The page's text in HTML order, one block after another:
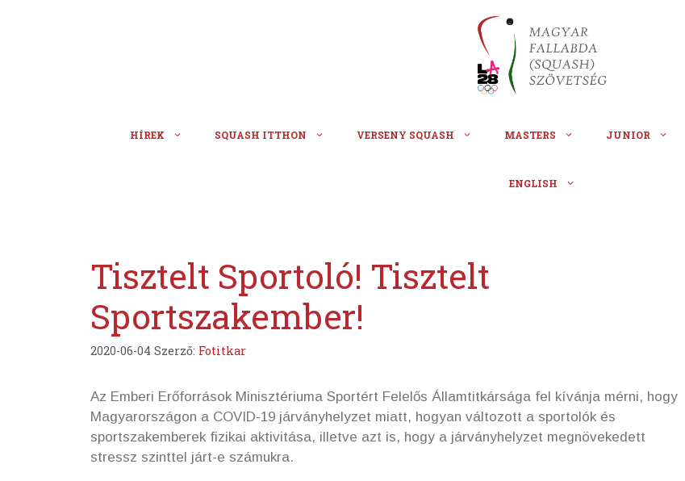
HÍREK SQUASH ITTHON VERSENY SQUASH MASTERS JUNIOR
ENGLISH
Tisztelt Sportoló! Tisztelt
Sportszakember!
2020-06-04 Szerző: Fotitkar
Az Emberi Erőforrások Minisztériuma Sportért Felelős Államtitkársága fel kívánja mérni, hogy
Magyarországon a COVID-19 járványhelyzet miatt, hogyan változott a sportolók és
sportszakemberek fizikai aktivitása, illetve azt is, hogy a járványhelyzet megnövekedett
stressz szinttel járt-e számukra.